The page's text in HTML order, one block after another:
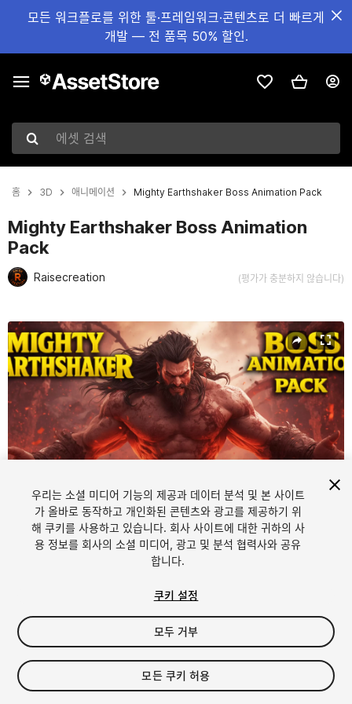
모든 워크플로를 위한 툴·프레임워크·콘텐츠로 더 빠르게
개발 — 전 품목 50% 할인.
에셋 검색
홈 3D 애니메이션 Mighty Earthshaker Boss Animation Pack
Mighty Earthshaker Boss Animation
Pack
Raisecreation (평가가 충분하지 않습니다)
현재 슬라이드: 1 / 7
1/ 7
$16
세금/부가세는 결제 시 반영됩니다.
우리는 소셜 미디어 기능의 제공과 데이터 분석 및 본 사이트
가 올바로 동작하고 개인화된 콘텐츠와 광고를 제공하기 위
해 쿠키를 사용하고 있습니다. 회사 사이트에 대한 귀하의 사
용 정보를 회사의 소셜 미디어, 광고 및 분석 협력사와 공유
합니다.
쿠키 설정
모두 거부
모든 쿠키 허용